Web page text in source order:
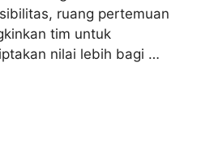
ruang pertemuan
tim untuk
nilai lebih bagi …